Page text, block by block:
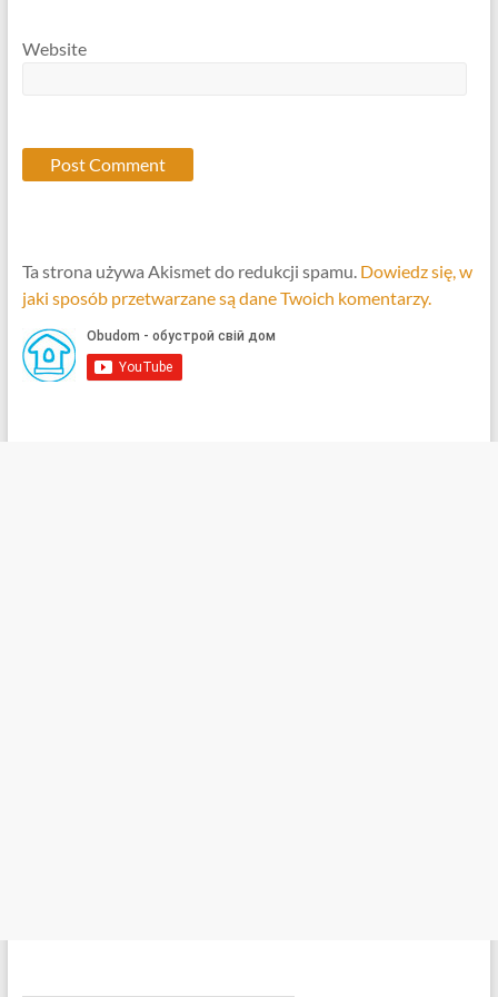
Website
Ta strona używa Akismet do redukcji spamu. Dowiedz się, w
jaki sposób przetwarzane są dane Twoich komentarzy.